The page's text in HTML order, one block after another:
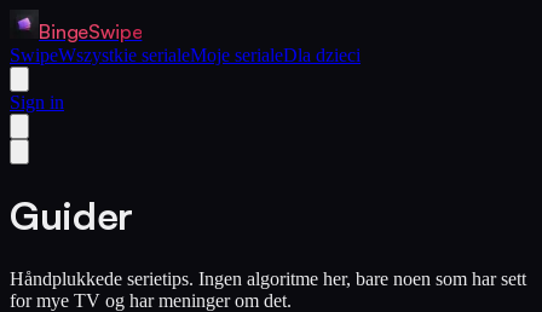
BingeSwipe
SwipeWszystkie serialeMoje serialeDla dzieci
Sign in
Guider
Håndplukkede serietips. Ingen algoritme her, bare noen som har sett
for mye TV og har meninger om det.